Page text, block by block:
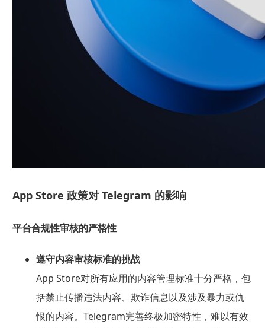
App Store 政策对 Telegram 的影响
平台合规性审核的严格性
遵守内容审核标准的挑战
App Store对所有应用的内容管理标准十分严格，包
括禁止传播违法内容、欺诈信息以及涉及暴力或仇
恨的内容。Telegram完善终极加密特性，难以有效